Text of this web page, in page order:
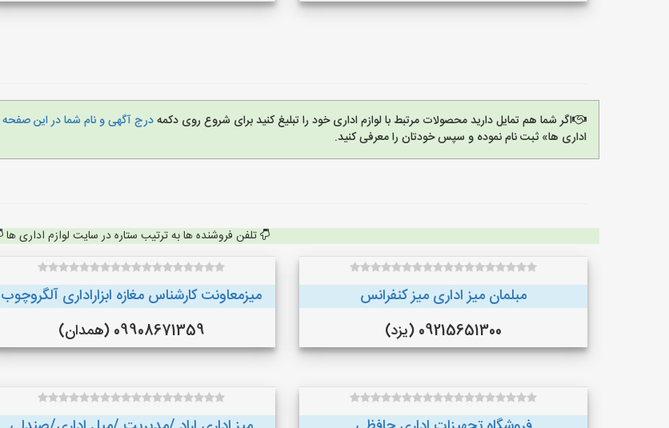
اگر شما هم تمایل دارید محصولات مرتبط با لوازم اداری خود را تبلیغ کنید برای شروع روی دکمهدرج آگهی و نام شما در این صفحه
اداری ها» ثبت نام نموده و سپس خودتان را معرفی کنید.
تلفن فروشنده ها به ترتیب ستاره در سایت لوازم اداری ها
مبلمان میز اداری میز کنفرانس
09215651300 (یزد)
میزمعاونت کارشناس مغازه ابزاراداری آلگروچوب
09908671359 (همدان)